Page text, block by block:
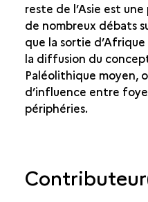
reste de l’Asie est
de nombreux débats
que la sortie
la diffusion du
Paléolithique moyen,
d’influence entre
périphéries.